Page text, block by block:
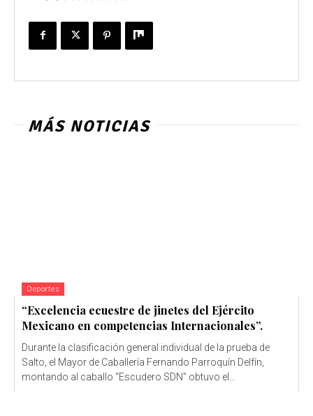
MÁS NOTICIAS
Deportes
“Excelencia ecuestre de jinetes del Ejército
Mexicano en competencias Internacionales”.
Durante la clasificación general individual de la prueba de
Salto, el Mayor de Caballería Fernando Parroquín Delfín,
montando al caballo “Escudero SDN” obtuvo el...